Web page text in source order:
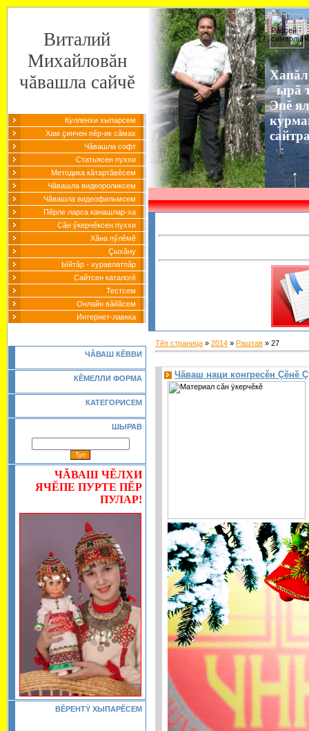
Виталий
Михайловăн
чăвашла сайчĕ
Кулленхи хыпарсем
Хам çинчен пĕр-ик сăмах
Чăвашла софт
Статьясен пуххи
Методика кăтартăвĕсем
Чăвашла видеороликсем
Чăвашла видеофильмсем
Пĕрле ларса канашлар-ха
Сăн ӳкерчĕксен пуххи
Хăна пӳлĕмĕ
Çыхăну
Ыйтăр - хуравлатпăр
Сайтсен каталогĕ
Тестсем
Онлайн вăйăсем
Интернет-лавкка
ЧĂВАШ КĔВВИ
КĔМЕЛЛИ ФОРМА
КАТЕГОРИСЕМ
ШЫРАВ
ЧĂВАШ ЧĔЛХИ
ЯЧĔПЕ ПУРТЕ ПĔР
ПУЛАР!
ВĔРЕНТŸ ХЫПАРĔСЕМ
ырă
Эпĕ
Тĕп страница » 2014 » Раштав » 27
Чăваш наци конгресĕн Çĕнĕ